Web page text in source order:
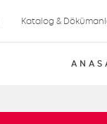
Katalog &